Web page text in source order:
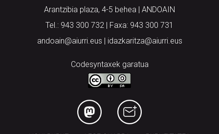
Arantzibia plaza, 4-5 behea | ANDOAIN
Tel.: 943 300 732 | Faxa: 943 300 731
andoain@aiurri.eus | idazkaritza@aiurri.eus
Codesyntaxek garatua